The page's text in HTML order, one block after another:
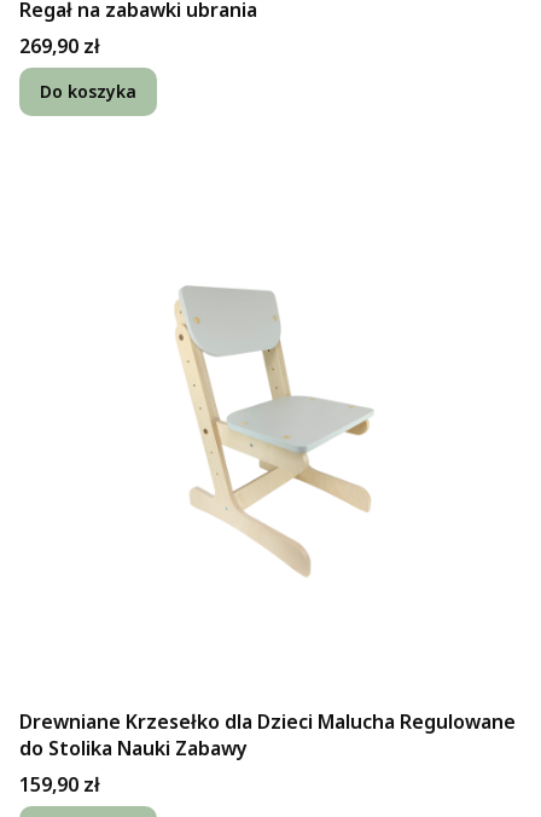
Regał na zabawki ubrania
Cena
269,90 zł
Do koszyka
Drewniane Krzesełko dla Dzieci Malucha Regulowane
do Stolika Nauki Zabawy
Cena
159,90 zł